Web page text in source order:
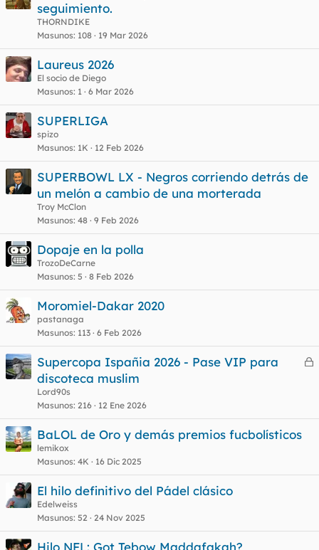
seguimiento.
THORNDIKE
Masunos 108 19 Mar 2026
Laureus 2026
El socio de Diego
Masunos 1 6 Mar 2026
SUPERLIGA
spizo
Masunos 1K 12 Feb 2026
SUPERBOWL LX - Negros corriendo detrás de
un melón a cambio de una morterada
Troy McClon
Masunos 48 9 Feb 2026
Dopaje en la polla
TrozoDeCarne
Masunos 5 8 Feb 2026
Moromiel-Dakar 2020
pastanaga
Masunos 113 6 Feb 2026
C
a
Supercopa Ispañia 2026 - Pase VIP para
discoteca muslim
Lord90s
Masunos 216 12 Ene 2026
BaLOL de Oro y demás premios fucbolísticos
lemikox
Masunos 4K 16 Dic 2025
El hilo definitivo del Pádel clásico
Edelweiss
Masunos 52 24 Nov 2025
Hilo NFL: Got Tebow Maddafakah?